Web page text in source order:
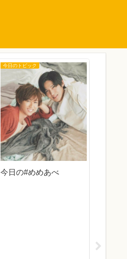
今日のトピック
今日の#めめあべ